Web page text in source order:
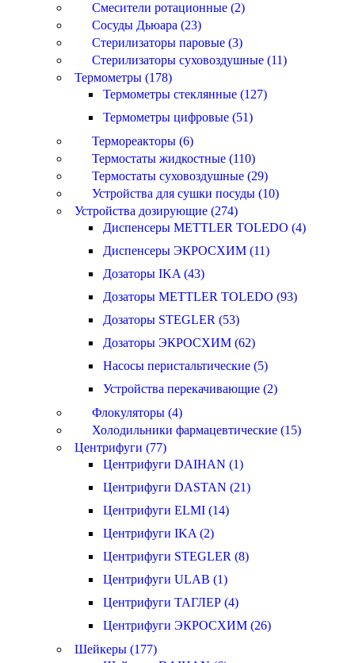
Смесители ротационные (2)
Сосуды Дьюара (23)
Стерилизаторы паровые (3)
Стерилизаторы суховоздушные (11)
Термометры (178)
Термометры стеклянные (127)
Термометры цифровые (51)
Термореакторы (6)
Термостаты жидкостные (110)
Термостаты суховоздушные (29)
Устройства для сушки посуды (10)
Устройства дозирующие (274)
Диспенсеры METTLER TOLEDO (4)
Диспенсеры ЭКРОСХИМ (11)
Дозаторы IKA (43)
Дозаторы METTLER TOLEDO (93)
Дозаторы STEGLER (53)
Дозаторы ЭКРОСХИМ (62)
Насосы перистальтические (5)
Устройства перекачивающие (2)
Флокуляторы (4)
Холодильники фармацевтические (15)
Центрифуги (77)
Центрифуги DAIHAN (1)
Центрифуги DASTAN (21)
Центрифуги ELMI (14)
Центрифуги IKA (2)
Центрифуги STEGLER (8)
Центрифуги ULAB (1)
Центрифуги ТАГЛЕР (4)
Центрифуги ЭКРОСХИМ (26)
Шейкеры (177)